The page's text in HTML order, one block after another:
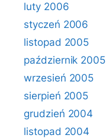
luty 2006
styczeń 2006
listopad 2005
październik 2005
wrzesień 2005
sierpień 2005
grudzień 2004
listopad 2004